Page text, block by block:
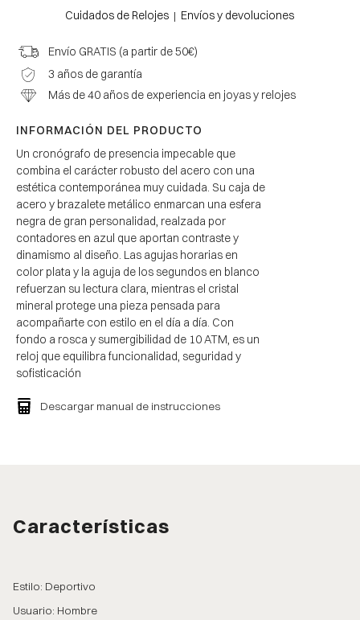
Cuidados de Relojes | Envíos y devoluciones
Envío GRATIS (a partir de 50€)
3 años de garantía
Más de 40 años de experiencia en joyas y relojes
INFORMACIÓN DEL PRODUCTO
Un cronógrafo de presencia impecable que
combina el carácter robusto del acero con una
estética contemporánea muy cuidada. Su caja de
acero y brazalete metálico enmarcan una esfera
negra de gran personalidad, realzada por
contadores en azul que aportan contraste y
dinamismo al diseño. Las agujas horarias en
color plata y la aguja de los segundos en blanco
refuerzan su lectura clara, mientras el cristal
mineral protege una pieza pensada para
acompañarte con estilo en el día a día. Con
fondo a rosca y sumergibilidad de 10 ATM, es un
reloj que equilibra funcionalidad, seguridad y
sofisticación
Descargar manual de instrucciones
Características
Estilo: Deportivo
Usuario: Hombre